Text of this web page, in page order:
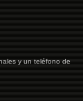
y un teléfono de